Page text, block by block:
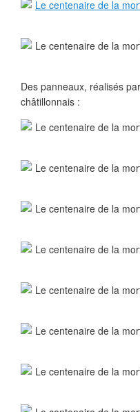
Des panneaux, réalisés
châtillonnais :